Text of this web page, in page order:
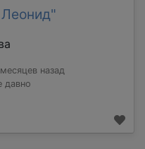
назад
давно